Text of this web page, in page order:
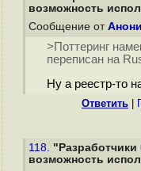
возможность
Сообщение от
>Поттеринг
переписан на
Ну а реестр-то
Ответить
118.
возможность